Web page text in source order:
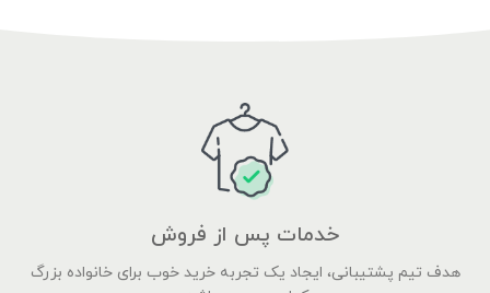
خدمات پس از فروش
هدف تیم پشتیبانی، ایجاد یک تجربه خرید خوب برای خانواده بزرگ